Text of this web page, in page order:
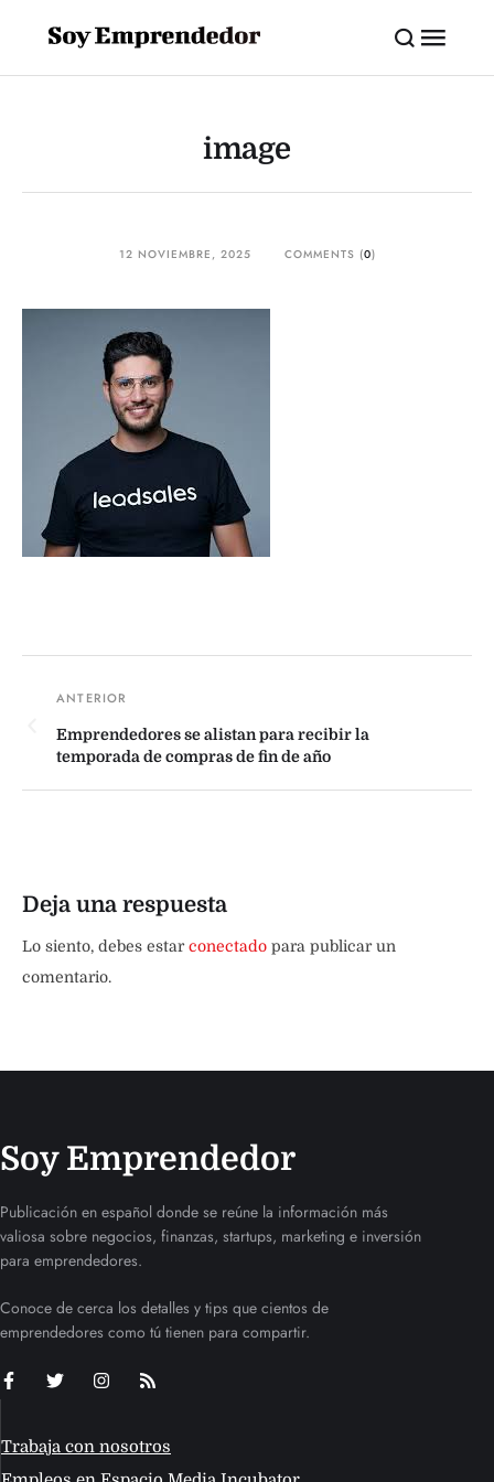
image
12 NOVIEMBRE, 2025 COMMENTS (0)
Emprendedores se alistan para recibir la
temporada de compras de fin de año
Deja una respuesta
Lo siento, debes estarconectado para publicar un
comentario.
Soy Emprendedor
Publicación en español donde se reúne la información más
valiosa sobre negocios, finanzas, startups, marketing e inversión
para emprendedores.
Conoce de cerca los detalles y tips que cientos de
emprendedores como tú tienen para compartir.
Trabaja con nosotros